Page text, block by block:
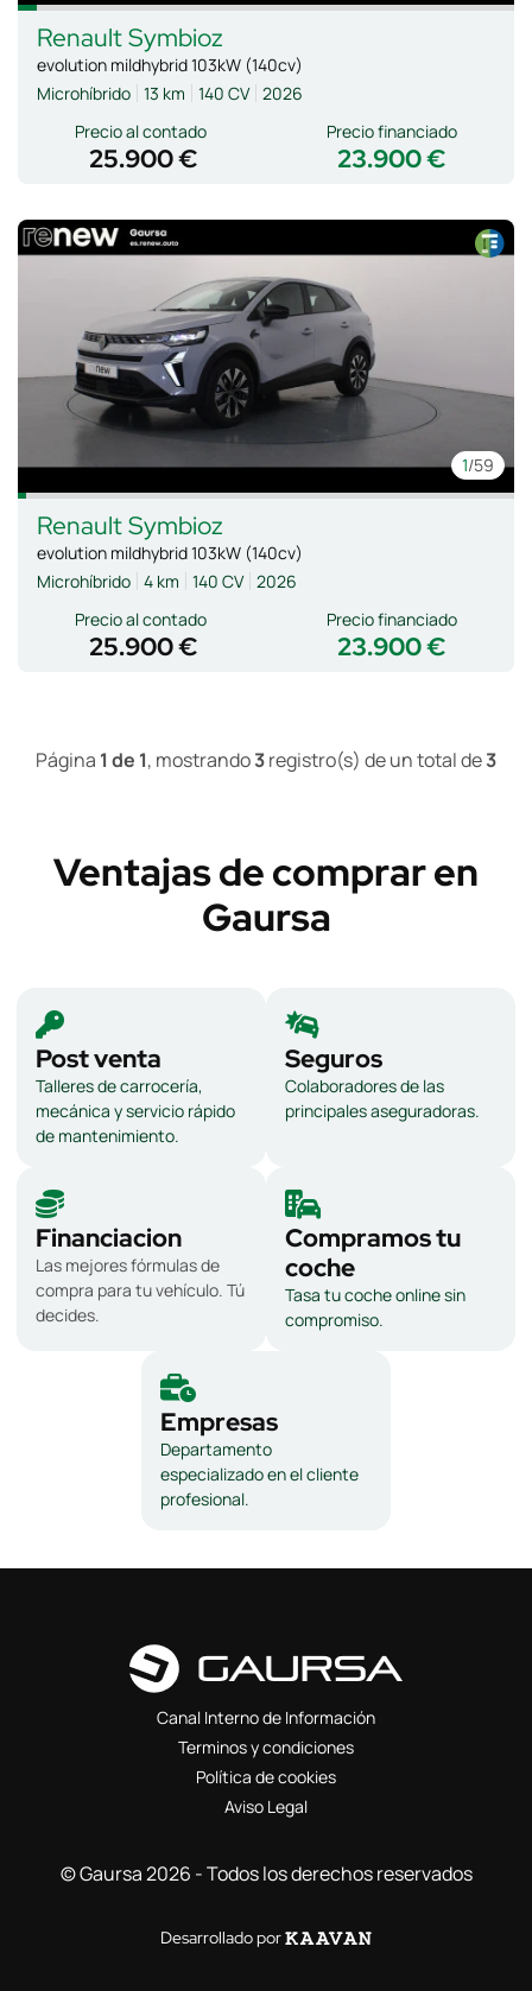
RenaultSymbioz
evolution mildhybrid 103kW (140cv)
Microhíbrido 13 km 140 CV 2026
Precio al contado
25.900 € 23.900 €
Precio financiado
1/59
RenaultSymbioz
evolution mildhybrid 103kW (140cv)
Microhíbrido 4 km 140 CV 2026
Precio al contado
25.900 € 23.900 €
Precio financiado
Página 1 de 1, mostrando3registro(s) de un total de3
Ventajas de comprar en
Gaursa
Post venta
Talleres de carrocería,
mecánica y servicio rápido
de mantenimiento.
Seguros
Colaboradores de las
principales aseguradoras.
Financiacion
Las mejores fórmulas de
compra para tu vehículo. Tú
decides.
Compramos tu
coche
Tasa tu coche online sin
compromiso.
Empresas
Departamento
especializado en el cliente
profesional.
Canal Interno de Información
Terminos y condiciones
Política de cookies
Aviso Legal
© Gaursa 2026 - Todos los derechos reservados
Desarrollado por